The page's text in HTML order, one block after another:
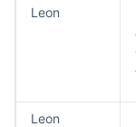
Leon
Leon